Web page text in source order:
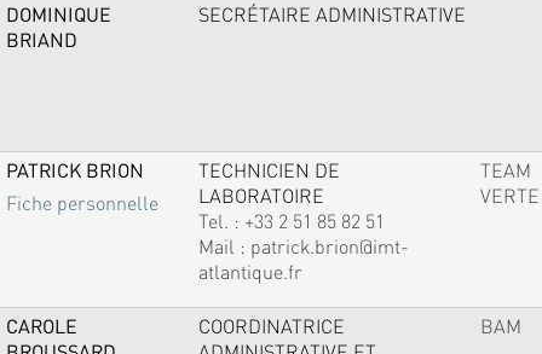
DOMINIQUE
BRIAND
SECRÉTAIRE ADMINISTRATIVE
PATRICK BRION
Fiche personnelle
TECHNICIEN DE
LABORATOIRE
Tel. : +33 2 51 85 82 51
Mail : patrick.brion@imt-
atlantique.fr
TEAM
VERTE
CAROLE
COORDINATRICE
BAM